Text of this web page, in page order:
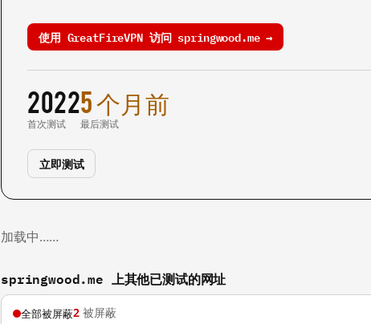
使用 GreatFireVPN 访问 springwood.me →
2022
首次测试
5 个月前
最后测试
立即测试
加载中……
springwood.me 上其他已测试的网址
全部被屏蔽2 被屏蔽